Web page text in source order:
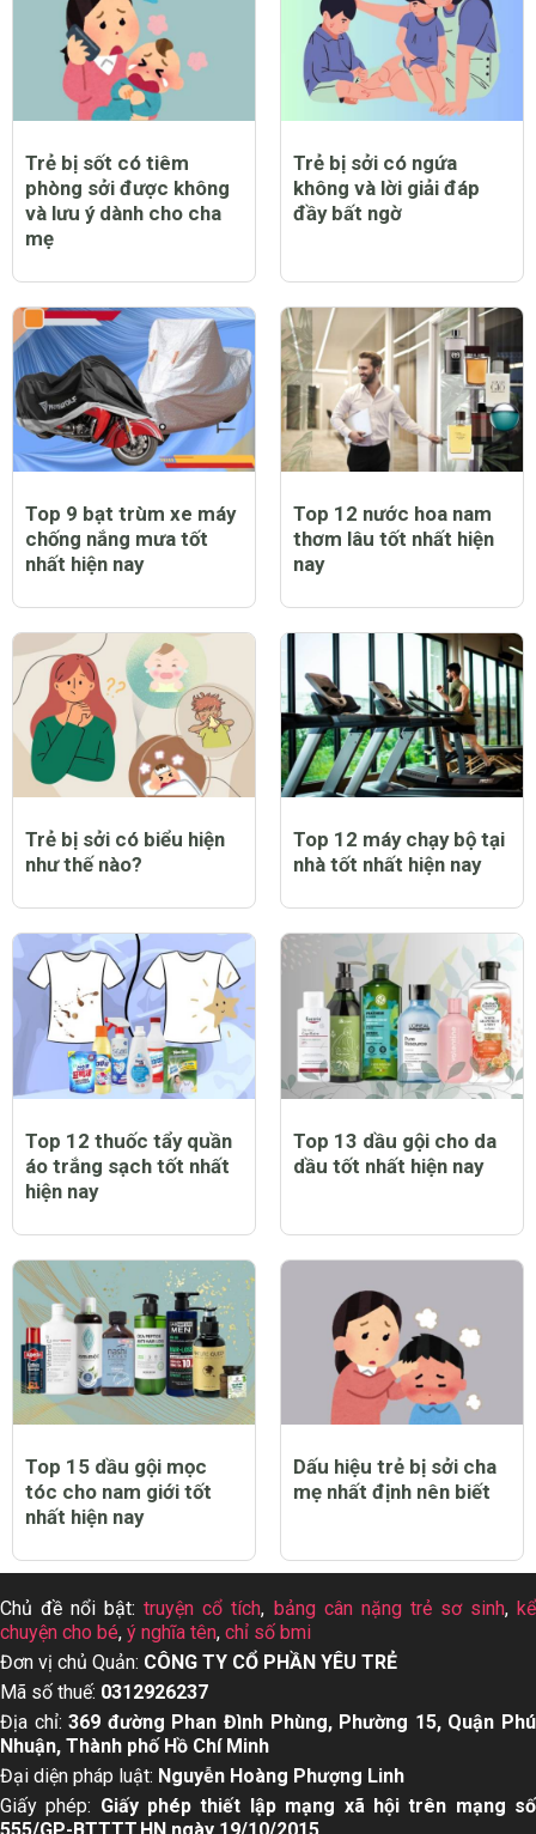
Trẻ bị sốt có tiêm
phòng sởi được không
và lưu ý dành cho cha
mẹ
Trẻ bị sởi có ngứa
không và lời giải đáp
đầy bất ngờ
Top 9 bạt trùm xe máy
chống nắng mưa tốt
nhất hiện nay
Top 12 nước hoa nam
thơm lâu tốt nhất hiện
nay
Trẻ bị sởi có biểu hiện
như thế nào?
Top 12 máy chạy bộ tại
nhà tốt nhất hiện nay
Top 12 thuốc tẩy quần
áo trắng sạch tốt nhất
hiện nay
Top 13 dầu gội cho da
dầu tốt nhất hiện nay
Top 15 dầu gội mọc
tóc cho nam giới tốt
nhất hiện nay
Dấu hiệu trẻ bị sởi cha
mẹ nhất định nên biết
Chủ đề nổi bật:truyện cổ tích, bảng cân nặng trẻ sơ sinh,kể
chuyện cho bé, ý nghĩa tên, chỉ số bmi
Đơn vị chủ Quản: CÔNG TY CỔ PHẦN YÊU TRẺ
Mã số thuế: 0312926237
Địa chỉ:369 đường Phan Đình Phùng, Phường 15, Quận Phú
Nhuận, Thành phố Hồ Chí Minh
Đại diện pháp luật: Nguyễn Hoàng Phượng Linh
Giấy phép: Giấy phép thiết lập mạng xã hội trên mạng số